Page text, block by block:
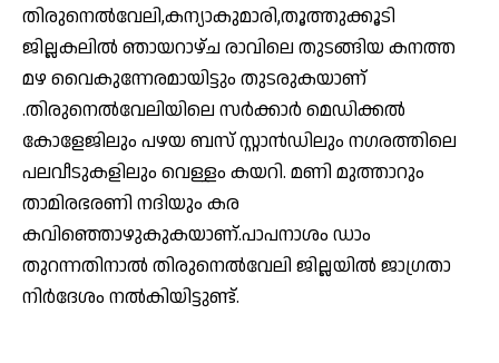
തിരുനെൽവേലി,കന്യാകുമാരി,തൂത്തുക്കൂടി
ജില്ലകലിൽ ഞായറാഴ്ച രാവിലെ തുടങ്ങിയ കനത്ത
മഴ വൈകുന്നേരമായിട്ടും തുടരുകയാണ്
.തിരുനെൽവേലിയിലെ സർക്കാർ മെഡിക്കൽ
കോളേജിലും പഴയ ബസ് സ്റ്റാൻഡിലും നഗരത്തിലെ
പലവീടുകളിലും വെള്ളം കയറി. മണി മുത്താറും
താമിരഭരണി നദിയും കര
കവിഞ്ഞൊഴുകുകയാണ്.പാപനാശം ഡാം
തുറന്നതിനാൽ തിരുനെല്‍വേലി ജില്ലയിൽ ജാഗ്രതാ
നിർദേശം നൽകിയിട്ടുണ്ട്.